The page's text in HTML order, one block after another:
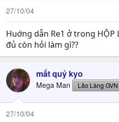
27/10/04
Huớng dẫn Re1 ở trong HỘP
đủ còn hỏi làm gì??
mắt quỷ kyo
Mega Man Lão Làng GVN
27/10/04